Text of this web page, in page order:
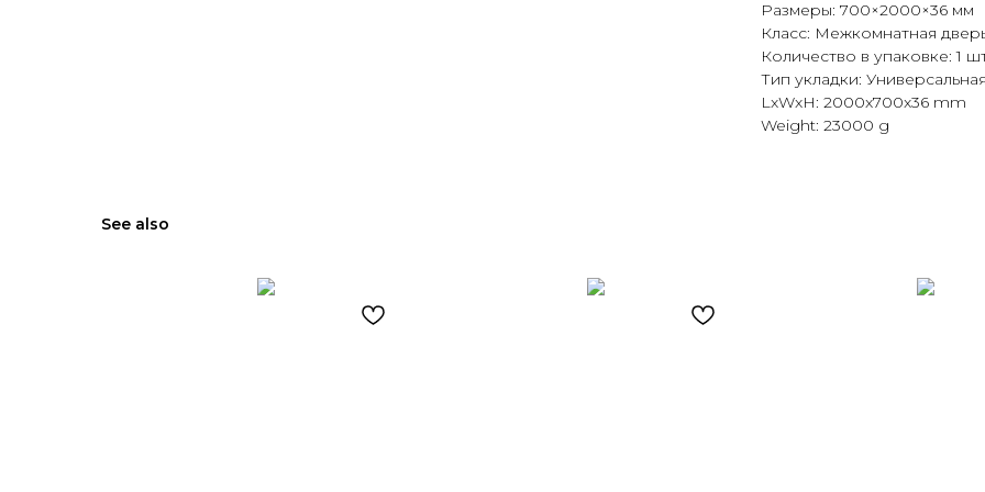
Размеры: 700×2000×36 мм
Класс: Межкомнатная
Количество в упаковке: 1
Тип укладки: Универсальная
LxWxH: 2000x700x36 mm
Weight: 23000 g
See also